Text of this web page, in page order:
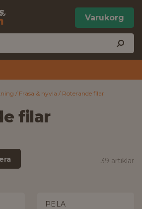
Varukorg
Fräsa & hyvla Roterande filar
filar
39 artiklar
PELA